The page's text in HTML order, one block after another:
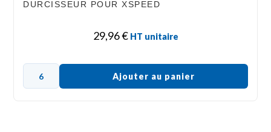
DURCISSEUR POUR XSPEED
29,96€ HT unitaire
Ajouter au panier